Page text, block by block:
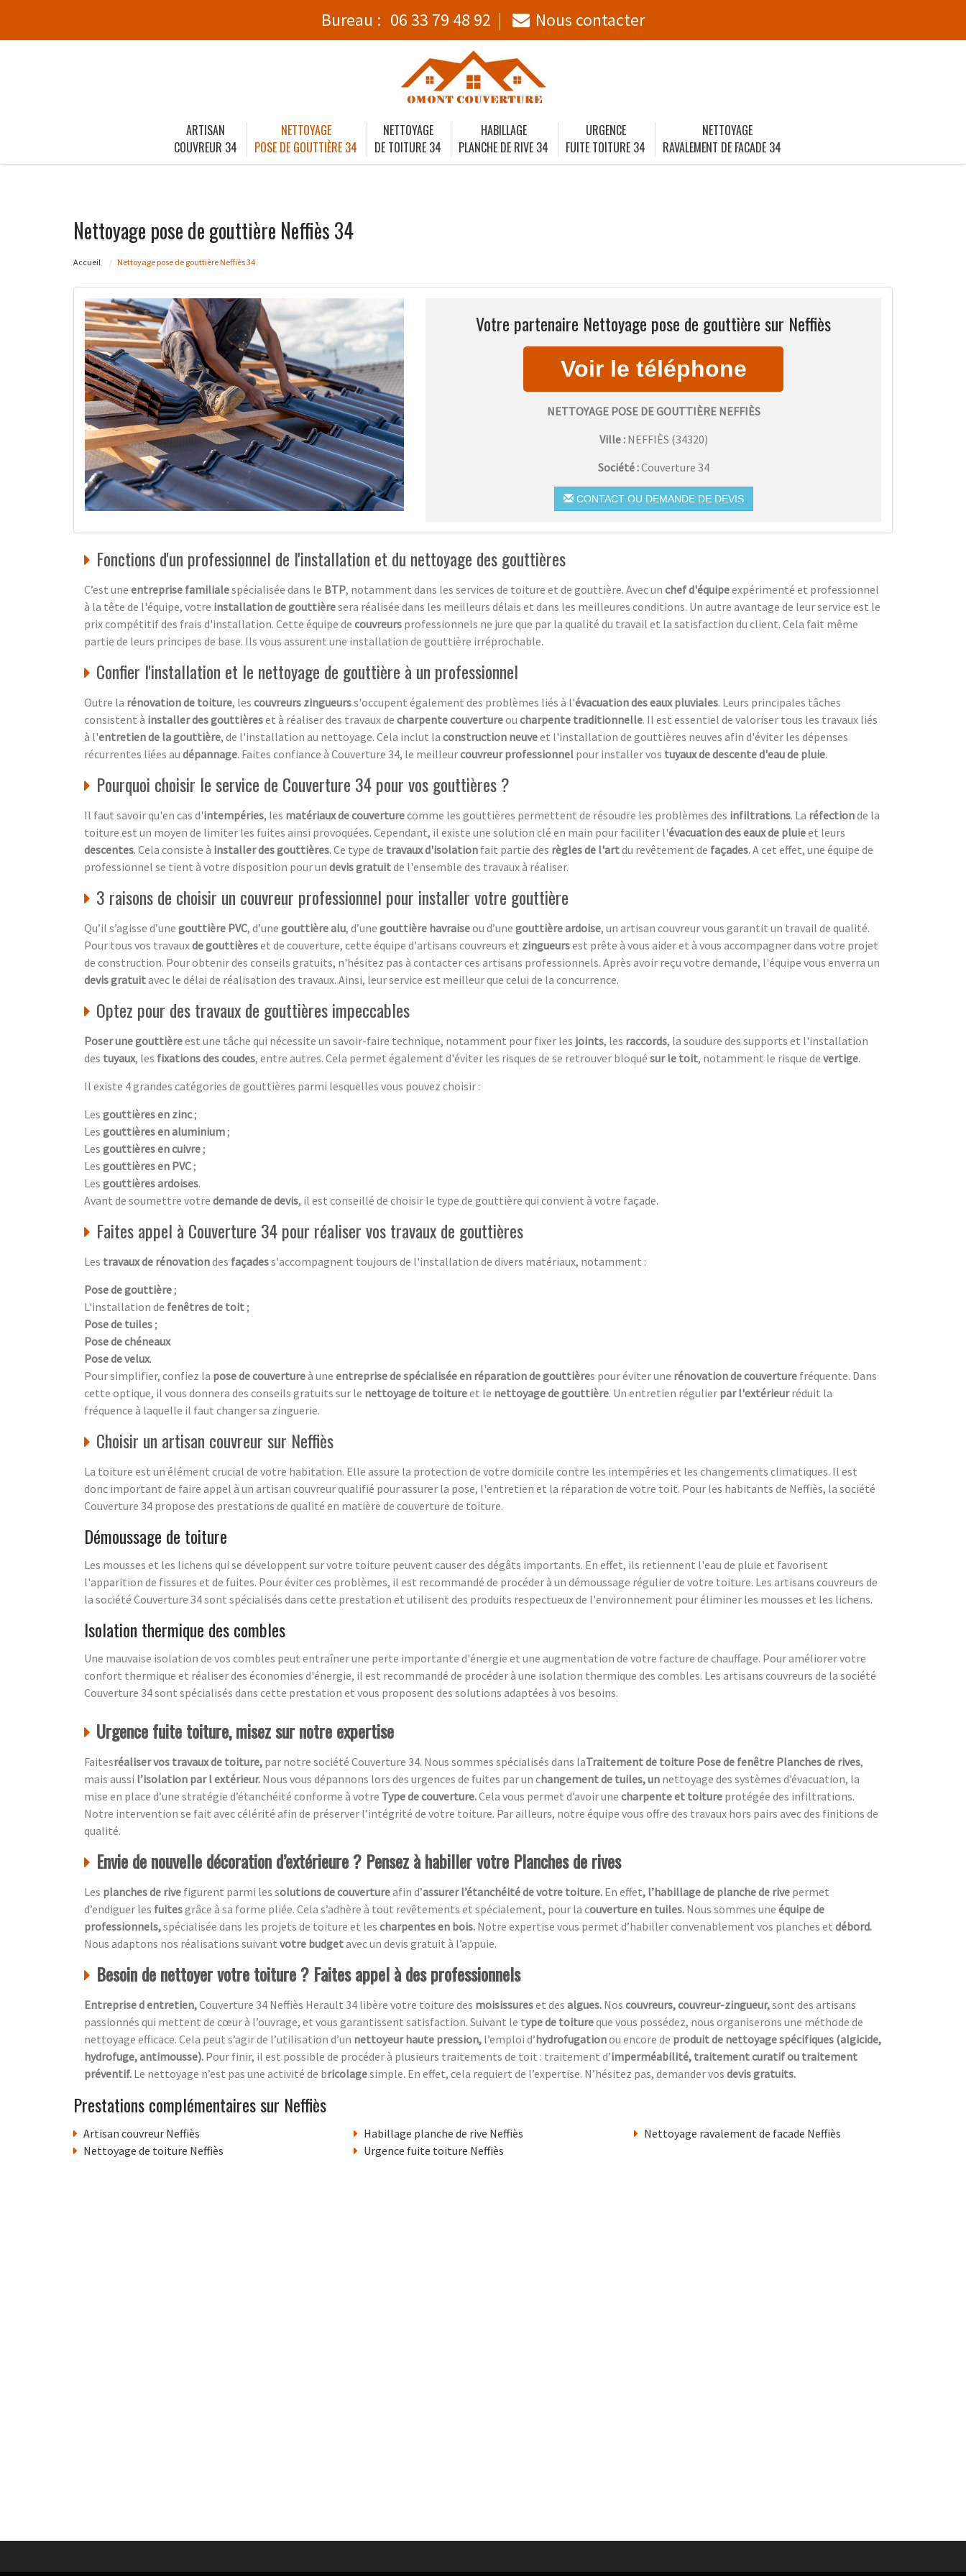
Bureau : 06 33 79 48 92 Nous contacter
ARTISAN
COUVREUR 34
NETTOYAGE
POSE DE GOUTTIÈRE 34
NETTOYAGE
DE TOITURE 34
HABILLAGE
PLANCHE DE RIVE 34
URGENCE
FUITE TOITURE 34
NETTOYAGE
RAVALEMENT DE FACADE 34
Nettoyage pose de gouttière Neffiès 34
Accueil Nettoyage pose de gouttière Neffiès 34
Votre partenaire Nettoyage pose de gouttière sur Neffiès
NETTOYAGE POSE DE GOUTTIÈRE NEFFIÈS
Ville : NEFFIÈS (34320)
Société :Couverture 34
CONTACT OU DEMANDE DE DEVIS
Fonctions d'un professionnel de l'installation et du nettoyage des gouttières
C’est une entreprise familialespécialisée dans le BTP, notamment dans les services de toiture et de gouttière. Avec un chef d'équipeexpérimenté et professionnel
à la tête de l'équipe, votre installation de gouttièresera réalisée dans les meilleurs délais et dans les meilleures conditions. Un autre avantage de leur service est le
prix compétitif des frais d'installation. Cette équipe de couvreurs professionnels ne jure que par la qualité du travail et la satisfaction du client. Cela fait même
partie de leurs principes de base. Ils vous assurent une installation de gouttière irréprochable.
Confier l'installation et le nettoyage de gouttière à un professionnel
Outre la rénovation de toiture, les couvreurs zingueurss'occupent également des problèmes liés à l'évacuation des eaux pluviales. Leurs principales tâches
consistent à installer des gouttièreset à réaliser des travaux de charpente couvertureou charpente traditionnelle. Il est essentiel de valoriser tous les travaux liés
à l'entretien de la gouttière, de l'installation au nettoyage. Cela inclut la construction neuveet l'installation de gouttières neuves afin d'éviter les dépenses
récurrentes liées au dépannage. Faites confiance à Couverture 34, le meilleurcouvreur professionnel pour installer vos tuyaux de descente d'eau de pluie.
Pourquoi choisir le service de Couverture 34 pour vos gouttières ?
Il faut savoir qu'en cas d'intempéries, les matériaux de couverturecomme les gouttières permettent de résoudre les problèmes des infiltrations. La réfectionde la
toiture est un moyen de limiter les fuites ainsi provoquées. Cependant, il existe une solution clé en main pour faciliter l'évacuation des eaux de pluieet leurs
descentes. Cela consiste à installer des gouttières. Ce type de travaux d'isolation fait partie des règles de l'artdu revêtement de façades. A cet effet, une équipe de
professionnel se tient à votre disposition pour un devis gratuitde l'ensemble des travaux à réaliser.
3 raisons de choisir un couvreur professionnel pour installer votre gouttière
Qu’il s’agisse d’une gouttière PVC, d’une gouttière alu, d’une gouttière havraiseou d’une gouttière ardoise, un artisan couvreur vous garantit un travail de qualité.
Pour tous vos travauxde gouttièreset de couverture, cette équipe d'artisans couvreurs et zingueursest prête à vous aider et à vous accompagner dans votre projet
de construction. Pour obtenir des conseils gratuits, n'hésitez pas à contacter ces artisans professionnels. Après avoir reçu votre demande, l'équipe vous enverra un
devis gratuitavec le délai de réalisation des travaux. Ainsi, leur service est meilleur que celui de la concurrence.
Optez pour des travaux de gouttières impeccables
Poser une gouttièreest une tâche qui nécessite un savoir-faire technique, notamment pour fixer les joints, les raccords, la soudure des supports et l'installation
des tuyaux, les fixations des coudes, entre autres. Cela permet également d'éviter les risques de se retrouver bloqué sur le toit, notamment le risque de vertige.
Il existe 4 grandes catégories de gouttières parmi lesquelles vous pouvez choisir :
Les gouttières en zinc;
Les gouttières en aluminium ;
Les gouttières en cuivre ;
Les gouttières en PVC ;
Les gouttières ardoises.
Avant de soumettre votre demande de devis, il est conseillé de choisir le type de gouttière qui convient à votre façade.
Faites appel à Couverture 34 pour réaliser vos travaux de gouttières
Les travaux de rénovationdes façadess'accompagnent toujours de l'installation de divers matériaux, notamment :
Pose de gouttière ;
L'installation de fenêtres de toit ;
Pose de tuiles ;
Pose de chéneaux
Pose de velux.
Pour simplifier, confiez la pose de couvertureà une entreprise de spécialisée en réparation degouttières pour éviter une rénovation de couverture fréquente. Dans
cette optique, il vous donnera des conseils gratuits sur le nettoyage de toitureet le nettoyage de gouttière. Un entretien régulier par l'extérieurréduit la
fréquence à laquelle il faut changer sa zinguerie.
Choisir un artisan couvreur sur Neffiès
La toiture est un élément crucial de votre habitation. Elle assure la protection de votre domicile contre les intempéries et les changements climatiques. Il est
donc important de faire appel à un artisan couvreur qualifié pour assurer la pose, l'entretien et la réparation de votre toit. Pour les habitants de Neffiès, la société
Couverture 34 propose des prestations de qualité en matière de couverture de toiture.
Démoussage de toiture
Les mousses et les lichens qui se développent sur votre toiture peuvent causer des dégâts importants. En effet, ils retiennent l'eau de pluie et favorisent
l'apparition de fissures et de fuites. Pour éviter ces problèmes, il est recommandé de procéder à un démoussage régulier de votre toiture. Les artisans couvreurs de
la société Couverture 34 sont spécialisés dans cette prestation et utilisent des produits respectueux de l'environnement pour éliminer les mousses et les lichens.
Isolation thermique des combles
Une mauvaise isolation de vos combles peut entraîner une perte importante d'énergie et une augmentation de votre facture de chauffage. Pour améliorer votre
confort thermique et réaliser des économies d'énergie, il est recommandé de procéder à une isolation thermique des combles. Les artisans couvreurs de la société
Couverture 34 sont spécialisés dans cette prestation et vous proposent des solutions adaptées à vos besoins.
Urgence fuite toiture, misez sur notre expertise
Faitesréaliser vos travaux de toiture, par notre société Couverture 34. Nous sommes spécialisés dans laTraitement de toiture Pose de fenêtre Planches de rives,
mais aussi l’isolation par l extérieur. Nous vous dépannons lors des urgences de fuites par un changement de tuiles, un nettoyage des systèmes d’évacuation, la
mise en place d’une stratégie d’étanchéité conforme à votre Type de couverture.Cela vous permet d’avoir une charpente et toiture protégée des infiltrations.
Notre intervention se fait avec célérité afin de préserver l’intégrité de votre toiture. Par ailleurs, notre équipe vous offre des travaux hors pairs avec des finitions de
qualité.
Envie de nouvelle décoration d’extérieure ? Pensez à habiller votre Planches de rives
Les planches de rive figurent parmi les solutions de couvertureafin d’assurer l’étanchéité de votre toiture. En effet, l’habillage de planche de rive permet
d’endiguer les fuitesgrâce à sa forme pliée. Cela s’adhère à tout revêtements et spécialement, pour la couverture en tuiles. Nous sommes une équipe de
professionnels,spécialisée dans les projets de toiture et les charpentes en bois. Notre expertise vous permet d’habiller convenablement vos planches et débord.
Nous adaptons nos réalisations suivant votre budgetavec un devis gratuit à l’appuie.
Besoin de nettoyer votre toiture ? Faites appel à des professionnels
Entreprise d entretien,Couverture 34 Neffiès Herault 34 libère votre toiture des moisissureset des algues. Nos couvreurs, couvreur-zingueur,sont des artisans
passionnés qui mettent de cœur à l’ouvrage, et vous garantissent satisfaction. Suivant le type de toitureque vous possédez, nous organiserons une méthode de
nettoyage efficace. Cela peut s’agir de l’utilisation d’un nettoyeur haute pression, l’emploi d’hydrofugationou encore de produit de nettoyage spécifiques (algicide,
hydrofuge, antimousse). Pour finir, il est possible de procéder à plusieurs traitements de toit : traitement d’imperméabilité, traitement curatif ou traitement
préventif. Le nettoyage n’est pas une activité de bricolagesimple. En effet, cela requiert de l’expertise. N’hésitez pas, demander vos devis gratuits.
Prestations complémentaires sur Neffiès
Artisan couvreur Neffiès
Nettoyage de toiture Neffiès
Habillage planche de rive Neffiès
Urgence fuite toiture Neffiès
Nettoyage ravalement de facade Neffiès